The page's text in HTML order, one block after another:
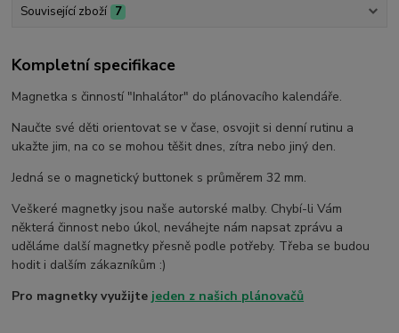
Související zboží 7
Kompletní specifikace
Magnetka s činností "Inhalátor" do plánovacího kalendáře.
Naučte své děti orientovat se v čase, osvojit si denní rutinu a
ukažte jim, na co se mohou těšit dnes, zítra nebo jiný den.
Jedná se o magnetický buttonek s průměrem 32 mm.
Veškeré magnetky jsou naše autorské malby. Chybí-li Vám
některá činnost nebo úkol, neváhejte nám napsat zprávu a
uděláme další magnetky přesně podle potřeby. Třeba se budou
hodit i dalším zákazníkům :)
Pro magnetky využijte jeden z našich plánovačů